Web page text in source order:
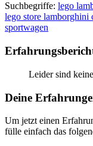
Suchbegriffe: lego
lego store lamborghini
sportwagen
Leider sind
Deine
Um jetzt einen
fülle einfach das